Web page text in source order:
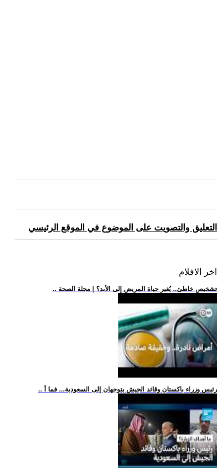
التعليق والتصويت على الموضوع في الموقع الرئيسي
اخر الافلام
.. تشخيص خاطئ.. يُغير حياة المريض إلى الأبد؟ | مجلة الصحة
.. رئيس وزراء باكستان وقائد الجيش يتوجهان إلى السعودية... فما أ